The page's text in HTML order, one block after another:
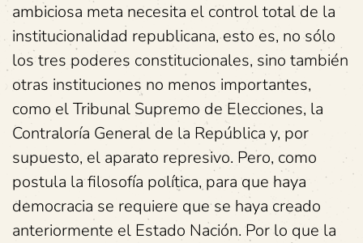
ambiciosa meta necesita el control total de la
institucionalidad republicana, esto es, no sólo
los tres poderes constitucionales, sino también
otras instituciones no menos importantes,
como el Tribunal Supremo de Elecciones, la
Contraloría General de la República y, por
supuesto, el aparato represivo. Pero, como
postula la filosofía política, para que haya
democracia se requiere que se haya creado
anteriormente el Estado Nación. Por lo que la